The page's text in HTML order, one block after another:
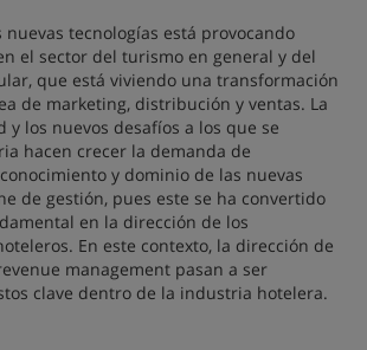
tecnologías está provocando
el sector del turismo en general y del
que está viviendo una transformación
de marketing, distribución y ventas. La
los nuevos desafíos a los que se
hacen crecer la demanda de
y dominio de las nuevas
de gestión, pues este se ha convertido
en la dirección de los
En este contexto, la dirección de
management pasan a ser
clave dentro de la industria hotelera.